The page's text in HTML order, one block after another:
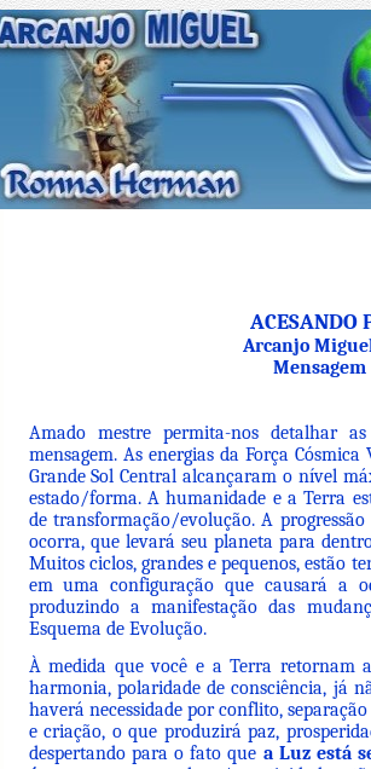
ACESANDO
Arcanjo
Mensagem
Amado mestre permita-nos detalhar
mensagem. As energias da Força
Grande Sol Central alcançaram o nível
estado/forma. A humanidade e a Terra
de transformação/evolução. A
ocorra, que levará seu planeta para
Muitos ciclos, grandes e pequenos, estão
em uma configuração que causará a
produzindo a manifestação das
Esquema de Evolução.
À medida que você e a Terra retornam
harmonia, polaridade de consciência, já
haverá necessidade por conflito,
e criação, o que produzirá paz,
despertando para o fato que a Luz está